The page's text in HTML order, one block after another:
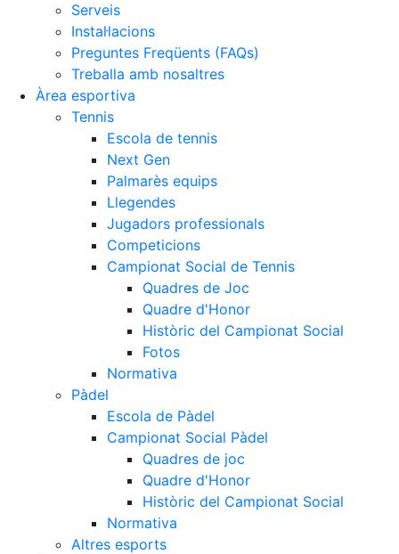
Serveis
Instal·lacions
Preguntes Freqüents (FAQs)
Treballa amb nosaltres
Àrea esportiva
Tennis
Escola de tennis
Next Gen
Palmarès equips
Llegendes
Jugadors professionals
Competicions
Campionat Social de Tennis
Quadres de Joc
Quadre d'Honor
Històric del Campionat Social
Fotos
Normativa
Pàdel
Escola de Pàdel
Campionat Social Pàdel
Quadres de joc
Quadre d'Honor
Històric del Campionat Social
Normativa
Altres esports